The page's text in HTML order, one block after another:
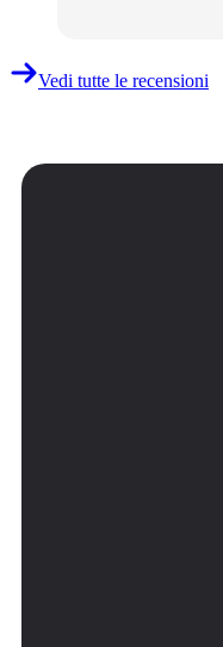
Vedi tutte le recensioni